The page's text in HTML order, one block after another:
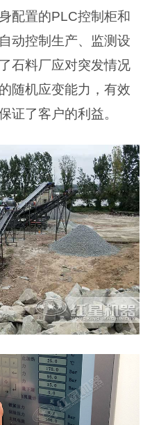
配置的PLC控制柜和
动控制生产、监测设
石料厂应对突发情况
随机应变能力，有效
证了客户的利益。